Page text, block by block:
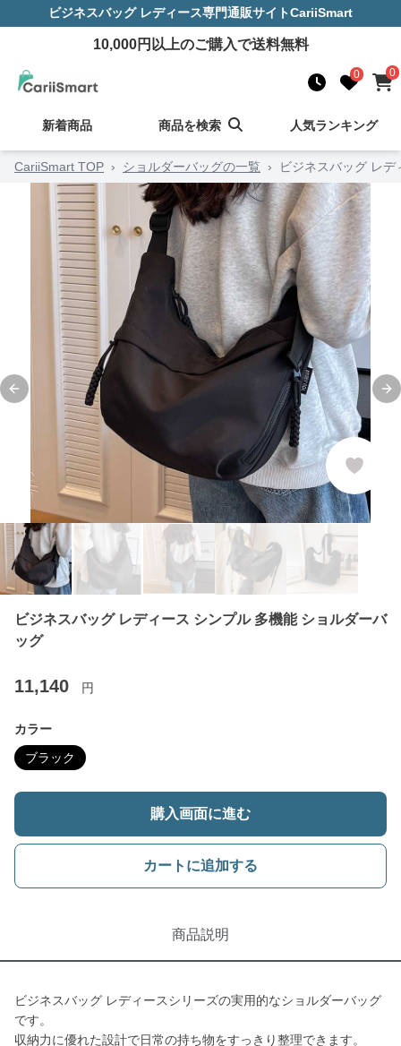
ビジネスバッグ レディース専門通販サイトCariiSmart
10,000円以上のご購入で送料無料
0 0
新着商品 商品を検索 人気ランキング
CariiSmart TOP › ショルダーバッグの一覧 › ビジネスバッグ レ
Previous slide
ビジネスバッグ レディース シンプル 多機能 ショルダーバ
ッグ
11,140 円
カラー
ブラック
購入画面に進む
カートに追加する
商品説明
ビジネスバッグ レディースシリーズの実用的なショルダーバッグ
です。
収納力に優れた設計で日常の持ち物をすっきり整理できます。